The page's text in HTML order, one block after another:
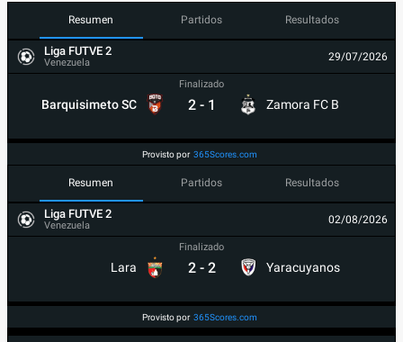
Resumen Partidos Resultados
Liga FUTVE 2
Venezuela 29/07/2026
Barquisimeto SC
Finalizado
2 - 1 Zamora FC B
Provisto por 365Scores.com
Resumen Partidos Resultados
Liga FUTVE 2
Venezuela 02/08/2026
Lara
Finalizado
2 - 2 Yaracuyanos
Provisto por 365Scores.com